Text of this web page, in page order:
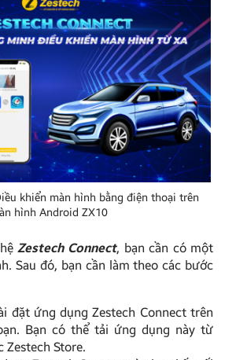
khiển màn hình bằng điện thoại trên
hình Android ZX10
Zestech Connect, bạn cần có một
Sau đó, bạn cần làm theo các bước
đặt ứng dụng Zestech Connect trên
Bạn có thể tải ứng dụng này từ
Zestech Store.